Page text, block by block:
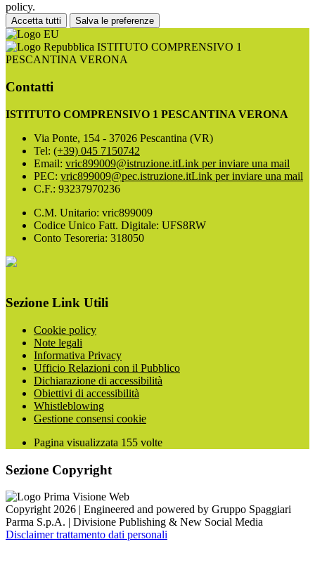
policy.
Accetta tutti Salva le preferenze
ISTITUTO COMPRENSIVO 1
PESCANTINA VERONA
Contatti
ISTITUTO COMPRENSIVO 1 PESCANTINA VERONA
Via Ponte, 154 - 37026 Pescantina (VR)
Tel: (+39) 045 7150742
Email: vric899009@istruzione.itLink per inviare una mail
PEC: vric899009@pec.istruzione.itLink per inviare una mail
C.F.: 93237970236
C.M. Unitario: vric899009
Codice Unico Fatt. Digitale: UFS8RW
Conto Tesoreria: 318050
Sezione Link Utili
Cookie policy
Note legali
Informativa Privacy
Ufficio Relazioni con il Pubblico
Dichiarazione di accessibilità
Obiettivi di accessibilità
Whistleblowing
Gestione consensi cookie
Pagina visualizzata 155 volte
Sezione Copyright
Copyright 2026 | Engineered and powered by Gruppo Spaggiari
Parma S.p.A. | Divisione Publishing & New Social Media
Disclaimer trattamento dati personali